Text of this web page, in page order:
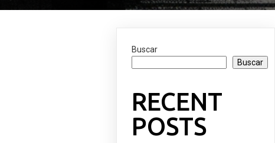
Buscar
Buscar
RECENT
POSTS